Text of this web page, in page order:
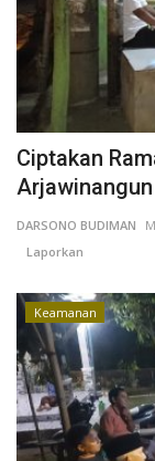
Makan Bergizi
Warkop Digital
Pelanggaran
Ketertiban
Kejahatan
Cybers Event
UMKM &
Ciptakan
Arjawinangun
DARSONO BUDIMAN
Laporkan
Keamanan